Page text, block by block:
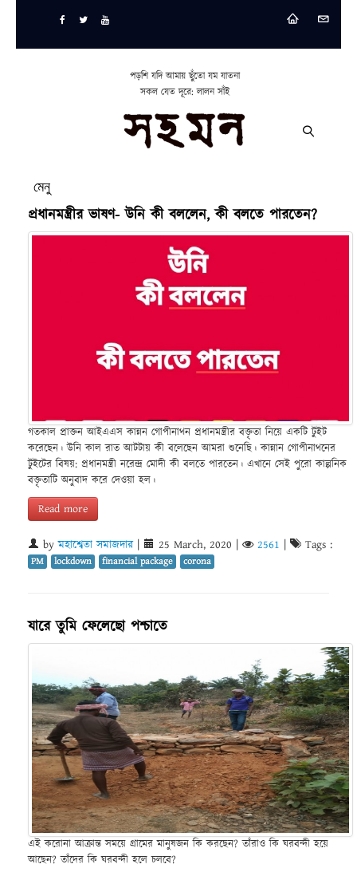
পড়শি যদি আমায় ছুঁতো যম যাতনা
সকল যেত দূরে: লালন সাঁই
মেনু
প্রধানমন্ত্রীর ভাষণ- উনি কী বললেন, কী বলতে পারতেন?
গতকাল প্রাক্তন আইএএস কান্নন গোপীনাথন প্রধানমন্ত্রীর বক্তৃতা নিয়ে একটি টুইট
করেছেন। উনি কাল রাত আটটায় কী বলেছেন আমরা শুনেছি। কান্নান গোপীনাথনের
টুইটের বিষয়: প্রধানমন্ত্রী নরেন্দ্র মোদী কী বলতে পারতেন। এখানে সেই পুরো কাল্পনিক
বক্তৃতাটি অনুবাদ করে দেওয়া হল।
Read more
byমহাশ্বেতা সমাজদার| 25 March, 2020 2561 Tags :
PM lockdown financial package corona
যারে তুমি ফেলেছো পশ্চাতে
এই করোনা আক্রান্ত সময়ে গ্রামের মানুষজন কি করছেন? তাঁরাও কি ঘরবন্দী হয়ে
আছেন? তাঁদের কি ঘরবন্দী হলে চলবে?